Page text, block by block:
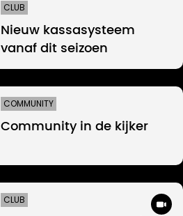
CLUB
Nieuw kassasysteem
vanaf dit seizoen
COMMUNITY
Community in de kijker
CLUB